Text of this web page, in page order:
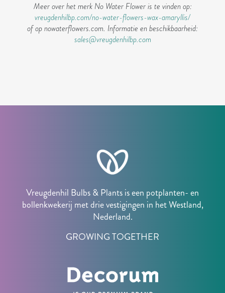
Meer over het merk No Water Flower is te vinden op:
vreugdenhilbp.com/no-water-flowers-wax-amaryllis/
of op nowaterflowers.com. Informatie en beschikbaarheid:
sales@vreugdenhilbp.com
Vreugdenhil Bulbs & Plants is een potplanten- en
bollenkwekerij met drie vestigingen in het Westland,
Nederland.
GROWING TOGETHER